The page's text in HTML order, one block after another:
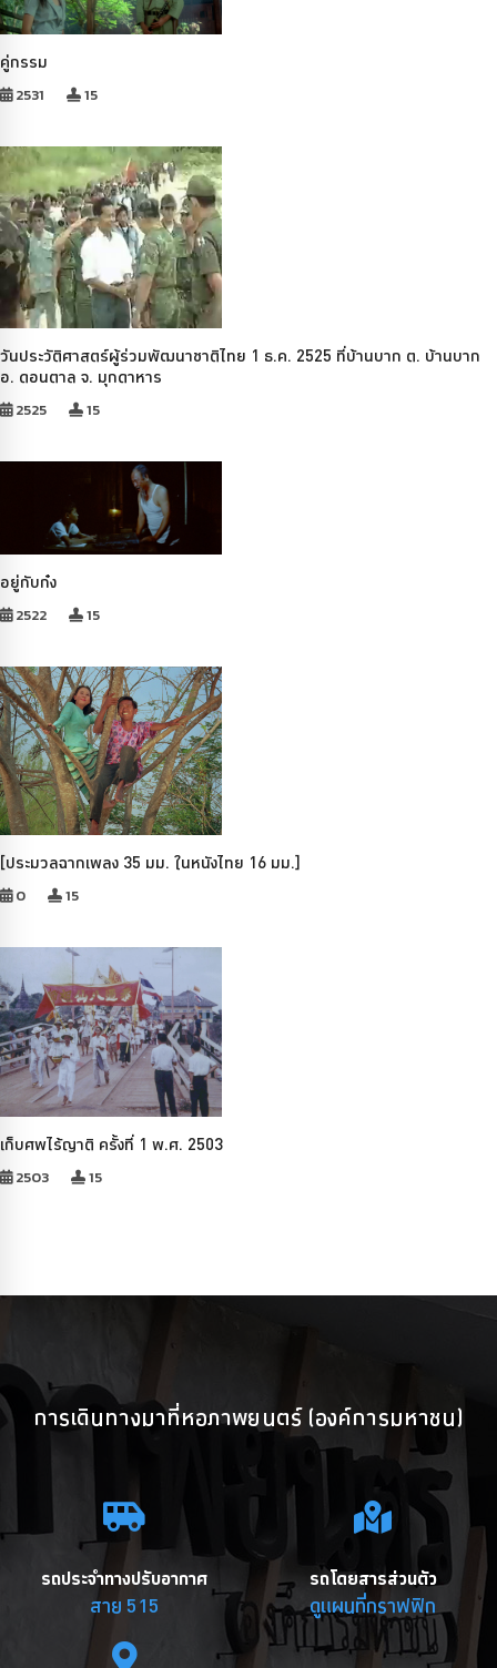
คู่กรรม
2531 15
วันประวัติศาสตร์ผู้ร่วมพัฒนาชาติไทย 1 ธ.ค. 2525 ที่บ้านบาก ต. บ้านบาก
อ. ดอนตาล จ. มุกดาหาร
2525 15
อยู่กับก๋ง
2522 15
[ประมวลฉากเพลง 35 มม. ในหนังไทย 16 มม.]
0 15
เก็บศพไร้ญาติ ครั้งที่ 1 พ.ศ. 2503
2503 15
การเดินทางมาที่หอภาพยนตร์ (องค์การมหาชน)
รถประจำทางปรับอากาศ
สาย 515
รถโดยสารส่วนตัว
ดูแผนที่กราฟฟิก